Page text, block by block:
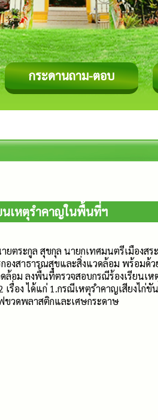
กระดานถาม-ตอบ
นเหตุรำคาญในพื้นที่ฯ
ยตระกูล สุขกุล นายกเทศมนตรีเมืองส
องสาธารณสุขและสิ่งแวดล้อม พร้อมด้
ดล้อม ลงพื้นที่ตรวจสอบกรณีร้องเรียนเ
เรื่อง ได้แก่ 1.กรณีเหตุรำคาญเสียงไก่
ขวดพลาสติกและเศษกระดาษ